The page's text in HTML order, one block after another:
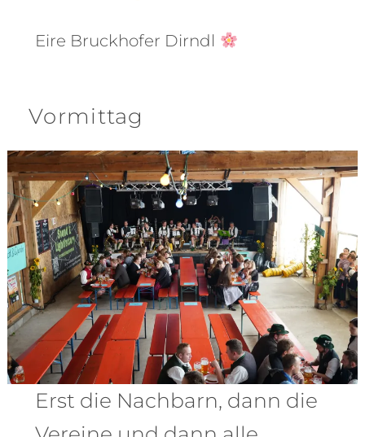
Eire Bruckhofer Dirndl
Vormittag
Erst die Nachbarn, dann die